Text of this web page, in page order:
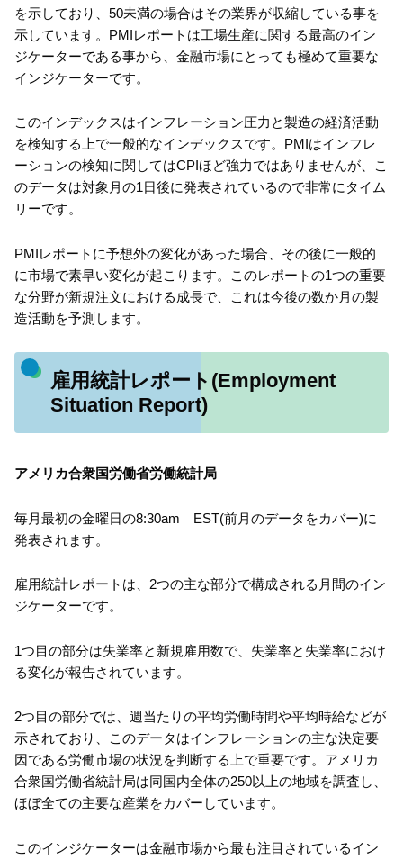
を示しており、50未満の場合はその業界が収縮している事を
示しています。PMIレポートは工場生産に関する最高のイン
ジケーターである事から、金融市場にとっても極めて重要な
インジケーターです。
このインデックスはインフレーション圧力と製造の経済活動
を検知する上で一般的なインデックスです。PMIはインフレ
ーションの検知に関してはCPIほど強力ではありませんが、こ
のデータは対象月の1日後に発表されているので非常にタイム
リーです。
PMIレポートに予想外の変化があった場合、その後に一般的
に市場で素早い変化が起こります。このレポートの1つの重要
な分野が新規注文における成長で、これは今後の数か月の製
造活動を予測します。
雇用統計レポート(Employment
Situation Report)
アメリカ合衆国労働省労働統計局
毎月最初の金曜日の8:30am EST(前月のデータをカバー)に
発表されます。
雇用統計レポートは、2つの主な部分で構成される月間のイン
ジケーターです。
1つ目の部分は失業率と新規雇用数で、失業率と失業率におけ
る変化が報告されています。
2つ目の部分では、週当たりの平均労働時間や平均時給などが
示されており、このデータはインフレーションの主な決定要
因である労働市場の状況を判断する上で重要です。アメリカ
合衆国労働省統計局は同国内全体の250以上の地域を調査し、
ほぼ全ての主要な産業をカバーしています。
このインジケーターは金融市場から最も注目されているイン